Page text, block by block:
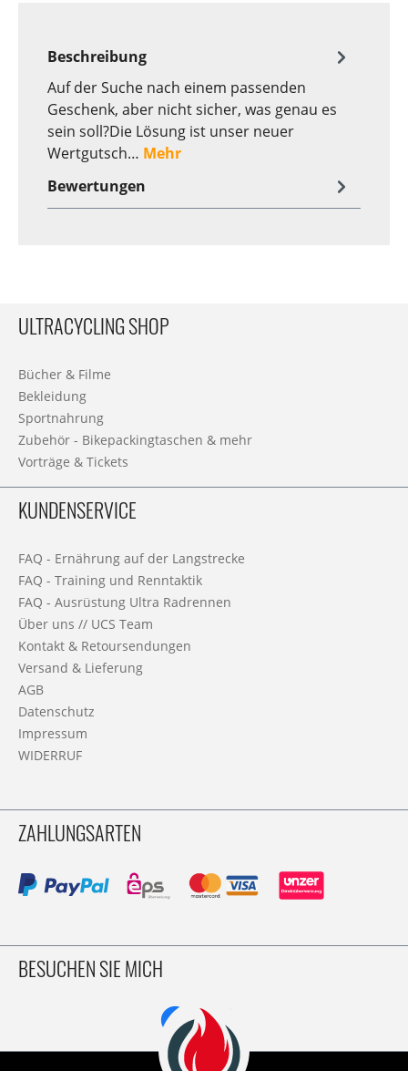
Beschreibung
Auf der Suche nach einem passenden
Geschenk, aber nicht sicher, was genau es
sein soll?Die Lösung ist unser neuer
Wertgutsch… Mehr
Bewertungen
ULTRACYCLING SHOP
Bücher & Filme
Bekleidung
Sportnahrung
Zubehör - Bikepackingtaschen & mehr
Vorträge & Tickets
KUNDENSERVICE
FAQ - Ernährung auf der Langstrecke
FAQ - Training und Renntaktik
FAQ - Ausrüstung Ultra Radrennen
Über uns // UCS Team
Kontakt & Retoursendungen
Versand & Lieferung
AGB
Datenschutz
Impressum
WIDERRUF
ZAHLUNGSARTEN
BESUCHEN SIE MICH